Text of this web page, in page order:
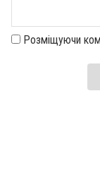
Розміщуючи